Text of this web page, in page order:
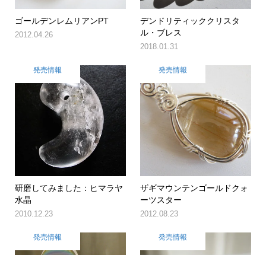
ゴールデンレムリアンPT
2012.04.26
デンドリティッククリスタ
ル・ブレス
2018.01.31
発売情報
研磨してみました：ヒマラヤ
水晶
2010.12.23
発売情報
ザギマウンテンゴールドクォ
ーツスター
2012.08.23
発売情報 発売情報